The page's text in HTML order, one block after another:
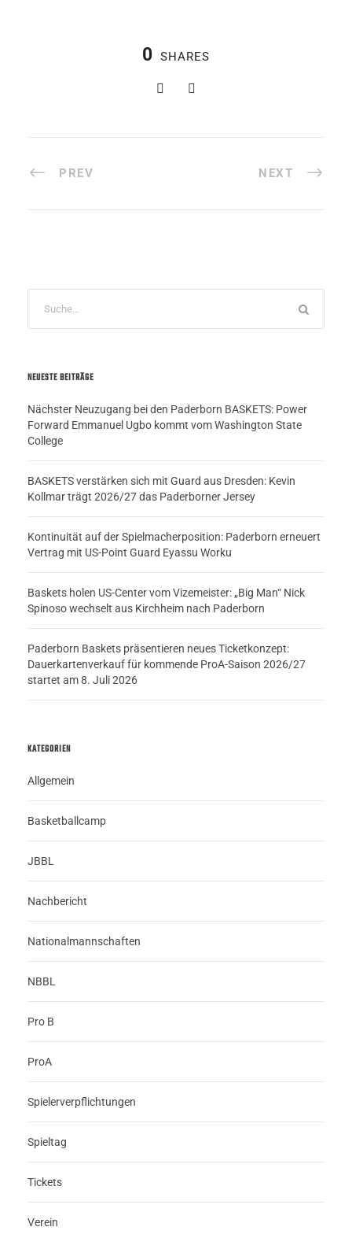
0 SHARES
PREV NEXT
NEUESTE BEITRÄGE
Nächster Neuzugang bei den Paderborn BASKETS: Power
Forward Emmanuel Ugbo kommt vom Washington State
College
BASKETS verstärken sich mit Guard aus Dresden: Kevin
Kollmar trägt 2026/27 das Paderborner Jersey
Kontinuität auf der Spielmacherposition: Paderborn erneuert
Vertrag mit US-Point Guard Eyassu Worku
Baskets holen US-Center vom Vizemeister: „Big Man“ Nick
Spinoso wechselt aus Kirchheim nach Paderborn
Paderborn Baskets präsentieren neues Ticketkonzept:
Dauerkartenverkauf für kommende ProA-Saison 2026/27
startet am 8. Juli 2026
KATEGORIEN
Allgemein
Basketballcamp
JBBL
Nachbericht
Nationalmannschaften
NBBL
Pro B
ProA
Spielerverpflichtungen
Spieltag
Tickets
Verein